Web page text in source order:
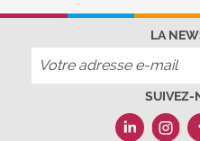
LA
SUIVEZ-